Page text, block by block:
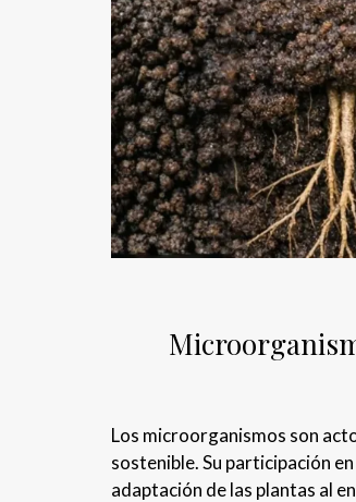
Los microorganismos son
sostenible. Su participación
adaptación de las plantas al